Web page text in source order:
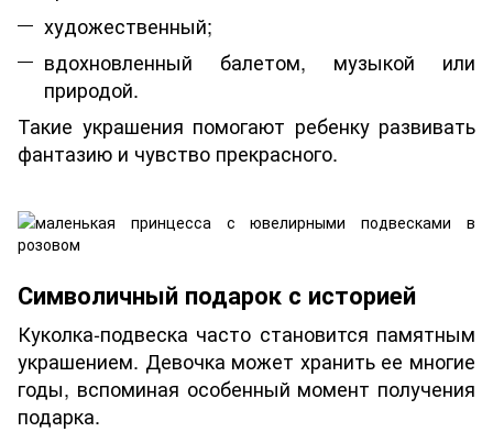
художественный;
вдохновленный балетом, музыкой или
природой.
Такие украшения помогают ребенку развивать
фантазию и чувство прекрасного.
Символичный подарок с историей
Куколка-подвеска часто становится памятным
украшением. Девочка может хранить ее многие
годы, вспоминая особенный момент получения
подарка.